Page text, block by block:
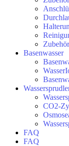
Basenwasser
CO2-
FAQ
FAQ